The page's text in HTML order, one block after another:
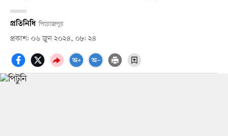
প্রতিনিধি পিরোজপুর
প্রকাশ: ০৬ জুন ২০২৪, ০৮: ২৪